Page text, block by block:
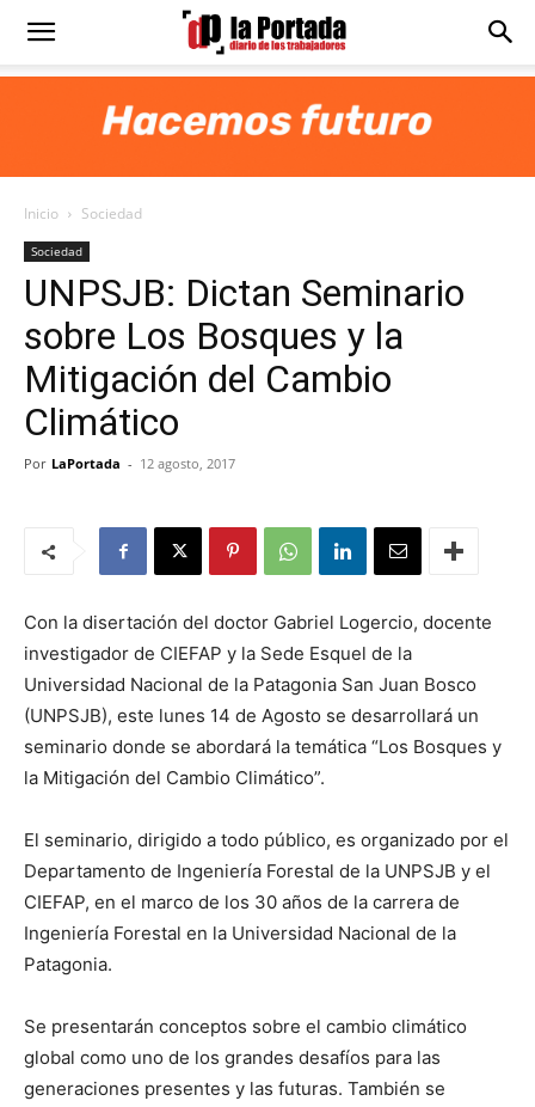
Diario
Portada
Inicio Sociedad
Sociedad
UNPSJB: Dictan Seminario
sobre Los Bosques y la
Mitigación del Cambio
Climático
Por LaPortada - 12 agosto, 2017
Con la disertación del doctor Gabriel Logercio, docente
investigador de CIEFAP y la Sede Esquel de la
Universidad Nacional de la Patagonia San Juan Bosco
(UNPSJB), este lunes 14 de Agosto se desarrollará un
seminario donde se abordará la temática “Los Bosques y
la Mitigación del Cambio Climático”.
El seminario, dirigido a todo público, es organizado por el
Departamento de Ingeniería Forestal de la UNPSJB y el
CIEFAP, en el marco de los 30 años de la carrera de
Ingeniería Forestal en la Universidad Nacional de la
Patagonia.
Se presentarán conceptos sobre el cambio climático
global como uno de los grandes desafíos para las
generaciones presentes y las futuras. También se